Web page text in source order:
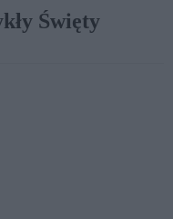
Święty